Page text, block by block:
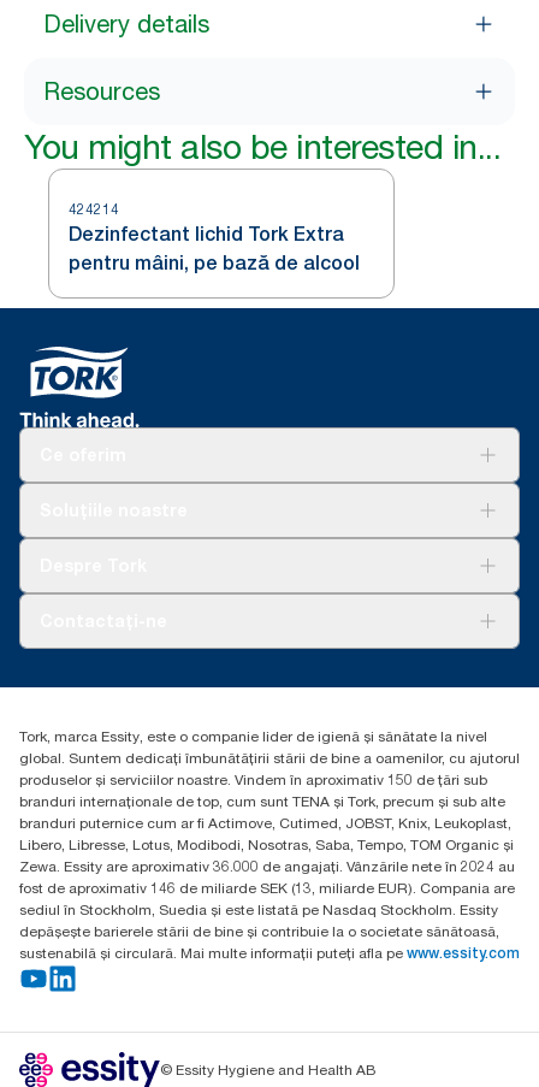
Delivery details
Resources
You might also be interested in...
424214
Dezinfectant lichid Tork Extra
pentru mâini, pe bază de alcool
Essity Hungary Kft. Professional Hygiene
Budakeszi út 51.
Tork, marca Essity, este o companie lider de igienă și sănătate la nivel
global. Suntem dedicați îmbunătățirii stării de bine a oamenilor, cu ajutorul
produselor și serviciilor noastre. Vindem în aproximativ 150 de țări sub
branduri internaționale de top, cum sunt TENA și Tork, precum și sub alte
branduri puternice cum ar fi Actimove, Cutimed, JOBST, Knix, Leukoplast,
Libero, Libresse, Lotus, Modibodi, Nosotras, Saba, Tempo, TOM Organic și
Zewa. Essity are aproximativ 36.000 de angajați. Vânzările nete în 2024 au
fost de aproximativ 146 de miliarde SEK (13, miliarde EUR). Compania are
sediul în Stockholm, Suedia și este listată pe Nasdaq Stockholm. Essity
depășește barierele stării de bine și contribuie la o societate sănătoasă,
sustenabilă și circulară. Mai multe informații puteți afla pe www.essity.com
© Essity Hygiene and Health AB